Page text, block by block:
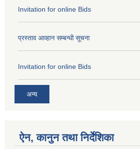
Invitation for online Bids
प्रस्ताव आव्हान सम्बन्धी सूचना
Invitation for online Bids
अन्य
ऐन, कानुन तथा निर्देशिका